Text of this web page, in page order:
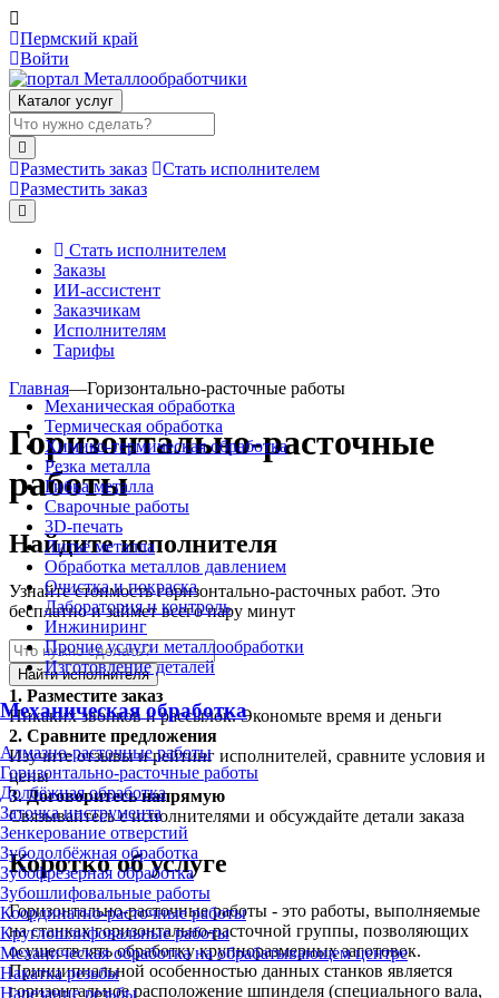
Пермский край
Войти
Каталог услуг
Разместить заказ
Стать исполнителем
Разместить заказ
Стать исполнителем
Заказы
ИИ-ассистент
Заказчикам
Исполнителям
Тарифы
Механическая обработка
Термическая обработка
Химико-термическая обработка
Резка металла
Гибка металла
Сварочные работы
3D-печать
Литьё металла
Обработка металлов давлением
Очистка и покраска
Лаборатория и контроль
Инжиниринг
Прочие услуги металлообработки
Изготовление деталей
Механическая обработка
Алмазно-расточные работы
Горизонтально-расточные работы
Долбёжная обработка
Заточка инструмента
Зенкерование отверстий
Зубодолбёжная обработка
Зубофрезерная обработка
Зубошлифовальные работы
Координатно-расточные работы
Круглошлифовальные работы
Механическая обработка на обрабатывающем центре
Накатка резьбы
Нарезание резьбы
Главная—Горизонтально-расточные работы
Горизонтально-расточные
работы
Найдите исполнителя
Узнайте стоимость горизонтально-расточных работ. Это
бесплатно и займет всего пару минут
Найти исполнителя
1. Разместите заказ
Никаких звонков и рассылок. Экономьте время и деньги
2. Сравните предложения
Изучите отзывы и рейтинг исполнителей, сравните условия и
цены
3.Договоритесь напрямую
Связывайтесь с исполнителями и обсуждайте детали заказа
Коротко об услуге
Горизонтально-расточные работы - это работы, выполняемые
на станках горизонтально-расточной группы, позволяющих
осуществлять обработку крупноразмерных заготовок.
Принципиальной особенностью данных станков является
горизонтальное расположение шпинделя (специального вала,